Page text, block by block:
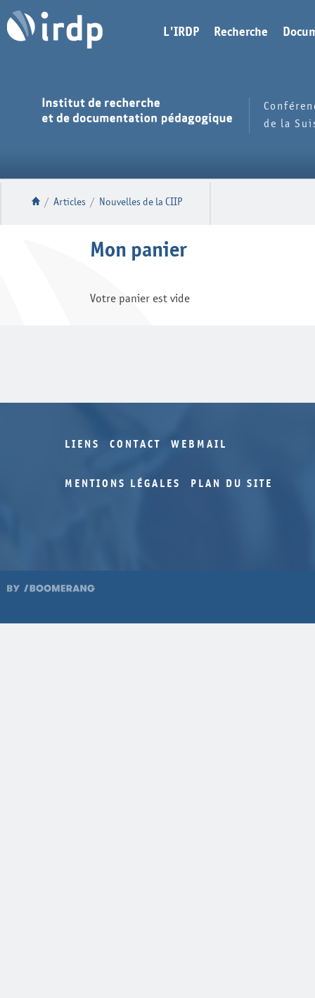
L'IRDP Recherche
de la
/ Articles / Nouvelles de la CIIP
Mon panier
Votre panier est vide
LIENS CONTACT WEBMAIL
MENTIONS LÉGALES PLAN DU SITE